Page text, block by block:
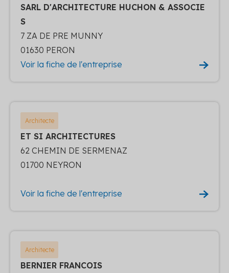
SARL D'ARCHITECTURE HUCHON & ASSOCIE
S
7 ZA DE PRE MUNNY
01630 PERON
Voir la fiche de l'entreprise
Architecte
ET SI ARCHITECTURES
62 CHEMIN DE SERMENAZ
01700 NEYRON
Voir la fiche de l'entreprise
Architecte
BERNIER FRANCOIS